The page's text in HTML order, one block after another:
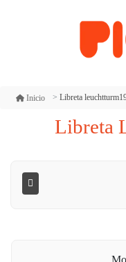
Inicio Libreta
Libreta